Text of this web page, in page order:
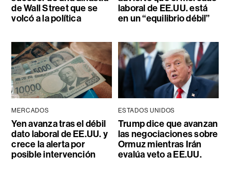
de Wall Street que se
volcó a la política
laboral de EE.UU. está
en un “equilibrio débil”
MERCADOS
Yen avanza tras el débil
dato laboral de EE.UU. y
crece la alerta por
posible intervención
ESTADOS UNIDOS
Trump dice que avanzan
las negociaciones sobre
Ormuz mientras Irán
evalúa veto a EE.UU.